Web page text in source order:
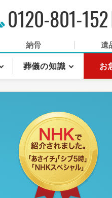
0120-801-152
納骨 遺
葬儀の知識 お